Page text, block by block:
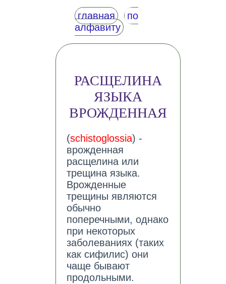
главная
по
алфавиту
РАСЩЕЛИНА
ЯЗЫКА
ВРОЖДЕННАЯ
(schistoglossia) -
врожденная
расщелина или
трещина языка.
Врожденные
трещины являются
обычно
поперечными, однако
при некоторых
заболеваниях (таких
как сифилис) они
чаще бывают
продольными.